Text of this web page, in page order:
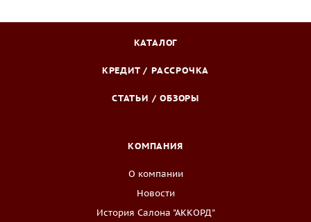
КАТАЛОГ
КРЕДИТ / РАССРОЧКА
СТАТЬИ / ОБЗОРЫ
КОМПАНИЯ
О компании
Новости
История Салона "АККОРД"